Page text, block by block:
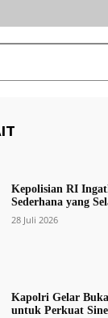
Kepolisian RI
Sederhana yang
28 Juli 2026
Kapolri Gelar Buka
untuk Perkuat